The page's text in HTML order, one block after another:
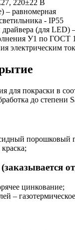
220±22 В
– равномерная
- IP55
(для LED)
У1 по ГОСТ
электрическим
для покраски в
до степени
порошковый
цинкование;
–